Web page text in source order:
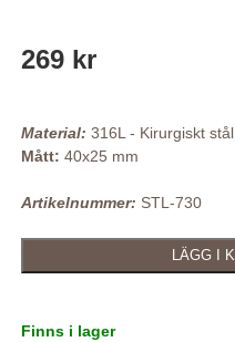
269 kr
Material: 316L - Kirurgiskt stål
Mått: 40x25 mm
Artikelnummer: STL-730
Finns i lager